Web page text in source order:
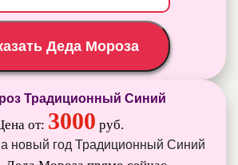
Деда Мороза
Традиционный Синий
от: 3000 руб.